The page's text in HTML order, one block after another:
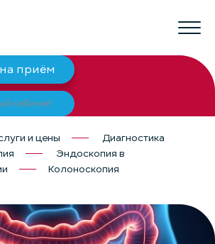
приём
кабинет
и цены
Диагностика
Эндоскопия в
Колоноскопия